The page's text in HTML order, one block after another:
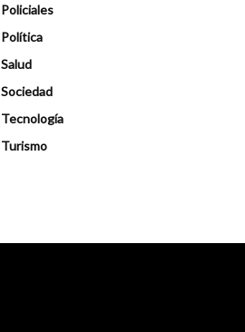
Policiales
Política
Salud
Sociedad
Tecnología
Turismo